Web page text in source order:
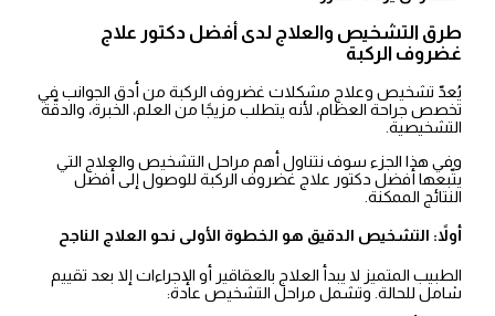
طرق التشخيص والعلاج لدى أفضل دكتور علاج
غضروف الركبة
يُعدّ تشخيص وعلاج مشكلات غضروف الركبة من أدق الجوانب في
تخصص جراحة العظام، لأنه يتطلب مزيجًا من العلم، الخبرة، والدقّة
التشخيصية.
وفي هذا الجزء سوف نتناول أهم مراحل التشخيص والعلاج التي
يتّبعها أفضل دكتور علاج غضروف الركبة للوصول إلى أفضل
النتائج الممكنة.
أولاً: التشخيص الدقيق هو الخطوة الأولى نحو العلاج الناجح
الطبيب المتميز لا يبدأ العلاج بالعقاقير أو الإجراءات إلا بعد تقييم
شامل للحالة. وتشمل مراحل التشخيص عادة: